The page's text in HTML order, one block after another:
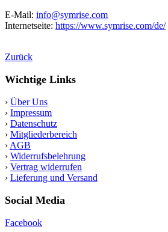
E-Mail: info@symrise.com
Internetseite: https://www.symrise.com/de/
Zurück
Wichtige Links
› Über Uns
› Impressum
› Datenschutz
› Mitgliederbereich
› AGB
› Widerrufsbelehrung
› Vertrag widerrufen
› Lieferung und Versand
Social Media
Facebook